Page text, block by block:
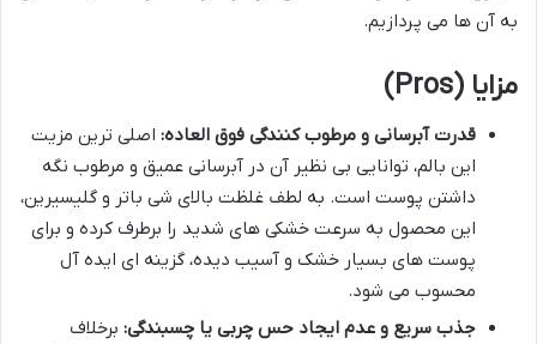
به آن ها می پردازیم.
مزایا (Pros)
قدرت آبرسانی و مرطوب کنندگی فوق العاده: اصلی ترین مزیت
این بالم، توانایی بی نظیر آن در آبرسانی عمیق و مرطوب نگه
داشتن پوست است. به لطف غلظت بالای شی باتر و گلیسیرین،
این محصول به سرعت خشکی های شدید را برطرف کرده و برای
پوست های بسیار خشک و آسیب دیده، گزینه ای ایده آل
محسوب می شود.
جذب سریع و عدم ایجاد حس چربی یا چسبندگی: برخلاف